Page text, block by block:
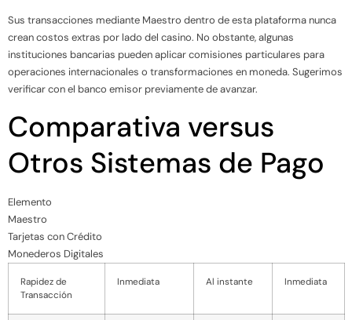
Sus transacciones mediante Maestro dentro de esta plataforma nunca
crean costos extras por lado del casino. No obstante, algunas
instituciones bancarias pueden aplicar comisiones particulares para
operaciones internacionales o transformaciones en moneda. Sugerimos
verificar con el banco emisor previamente de avanzar.
Comparativa versus
Otros Sistemas de Pago
Elemento
Maestro
Tarjetas con Crédito
Monederos Digitales
Rapidez de
Transacción
Inmediata Al instante Inmediata